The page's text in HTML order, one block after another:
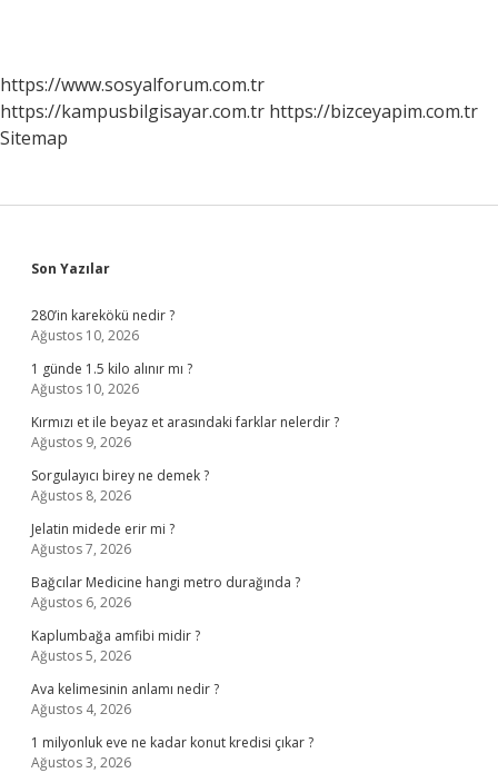
Edilmelidir
https://www.sosyalforum.com.tr
https://kampusbilgisayar.com.tr https://bizceyapim.com.tr
Sitemap
Sidebar
Son Yazılar
280’in karekökü nedir ?
Ağustos 10, 2026
1 günde 1.5 kilo alınır mı ?
Ağustos 10, 2026
Kırmızı et ile beyaz et arasındaki farklar nelerdir ?
Ağustos 9, 2026
Sorgulayıcı birey ne demek ?
Ağustos 8, 2026
Jelatin midede erir mi ?
Ağustos 7, 2026
Bağcılar Medicine hangi metro durağında ?
Ağustos 6, 2026
Kaplumbağa amfibi midir ?
Ağustos 5, 2026
Ava kelimesinin anlamı nedir ?
Ağustos 4, 2026
1 milyonluk eve ne kadar konut kredisi çıkar ?
Ağustos 3, 2026